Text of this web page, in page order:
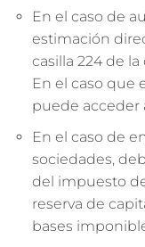
En el caso de
estimación
casilla 224 de
En el caso que
puede acceder
En el caso de
sociedades,
del impuesto
reserva de
bases